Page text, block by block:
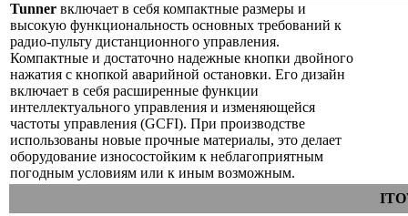
Tunner включает в себя компактные размеры и
высокую функциональность основных требований к
радио-пульту дистанционного управления.
Компактные и достаточно надежные кнопки двойного
нажатия с кнопкой аварийной остановки. Его дизайн
включает в себя расширенные функции
интеллектуального управления и изменяющейся
частоты управления (GCFI). При производстве
использованы новые прочные материалы, это делает
оборудование износостойким к неблагоприятным
погодным условиям или к иным возможным.